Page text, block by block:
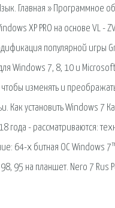
Главная » Программное
XP PRO на основе VL -
популярной игры
Windows 7, 8, 10 и
изменять и
Как установить Windows 7
года - рассматриваются:
64-х битная ОС Windows
98, 95 на планшет. Nero 7